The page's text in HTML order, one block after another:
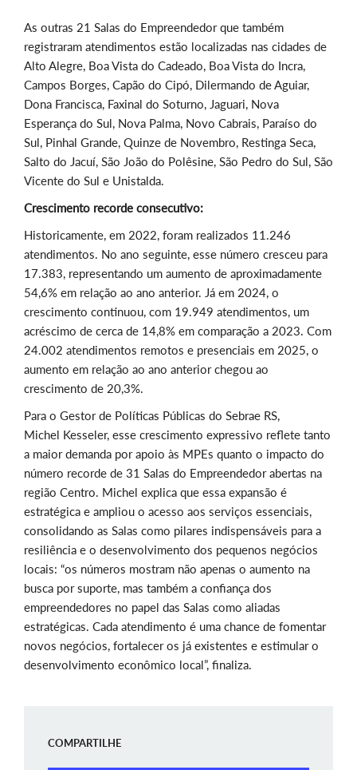
As outras 21 Salas do Empreendedor que também
registraram atendimentos estão localizadas nas cidades de
Alto Alegre, Boa Vista do Cadeado, Boa Vista do Incra,
Campos Borges, Capão do Cipó, Dilermando de Aguiar,
Dona Francisca, Faxinal do Soturno, Jaguari, Nova
Esperança do Sul, Nova Palma, Novo Cabrais, Paraíso do
Sul, Pinhal Grande, Quinze de Novembro, Restinga Seca,
Salto do Jacuí, São João do Polêsine, São Pedro do Sul, São
Vicente do Sul e Unistalda.
Crescimento recorde consecutivo:
Historicamente, em 2022, foram realizados 11.246
atendimentos. No ano seguinte, esse número cresceu para
17.383, representando um aumento de aproximadamente
54,6% em relação ao ano anterior. Já em 2024, o
crescimento continuou, com 19.949 atendimentos, um
acréscimo de cerca de 14,8% em comparação a 2023. Com
24.002 atendimentos remotos e presenciais em 2025, o
aumento em relação ao ano anterior chegou ao
crescimento de 20,3%.
Para o Gestor de Políticas Públicas do Sebrae RS,
Michel Kesseler, esse crescimento expressivo reflete tanto
a maior demanda por apoio às MPEs quanto o impacto do
número recorde de 31 Salas do Empreendedor abertas na
região Centro. Michel explica que essa expansão é
estratégica e ampliou o acesso aos serviços essenciais,
consolidando as Salas como pilares indispensáveis para a
resiliência e o desenvolvimento dos pequenos negócios
locais: “os números mostram não apenas o aumento na
busca por suporte, mas também a confiança dos
empreendedores no papel das Salas como aliadas
estratégicas. Cada atendimento é uma chance de fomentar
novos negócios, fortalecer os já existentes e estimular o
desenvolvimento econômico local”, finaliza.
COMPARTILHE